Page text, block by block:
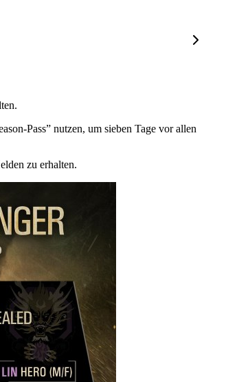
Pass” nutzen, um sieben Tage vor allen
zu erhalten.